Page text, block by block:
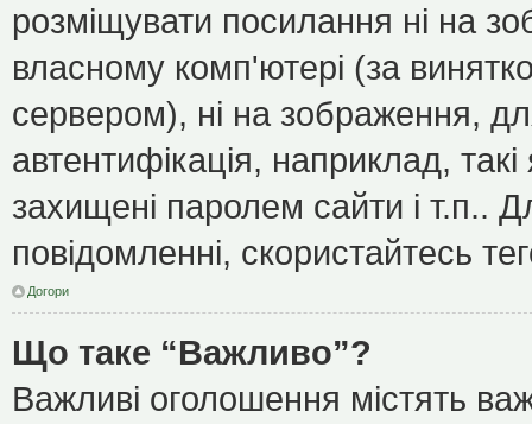
розміщувати посилання ні на
власному комп'ютері (за
сервером), ні на зображення,
автентифікація, наприклад,
захищені паролем сайти і т.п..
повідомленні, скористайтесь
Догори
Що таке “Важливо”?
Важливі оголошення містять